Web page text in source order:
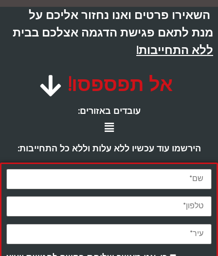
השאירו פרטים ואנו נחזור אליכם על
מנת לתאם פגישת הדגמה אצלכם בבית
ללא התחייבות!
אל תפספסו!
עובדים באזורים:
הירשמו עוד עכשיו ללא עלות וללא כל התחייבות: